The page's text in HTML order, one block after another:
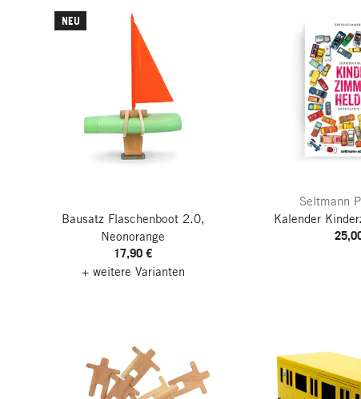
NEU
Bausatz Flaschenboot 2.0,
Neonorange
17,90 €
+ weitere Varianten
Seltmann
Kalender